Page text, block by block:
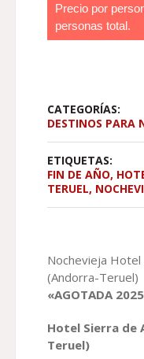
Precio por
personas total.
CATEGORÍAS:
DESTINOS PARA
ETIQUETAS:
FIN DE AÑO,
TERUEL,
Nochevieja
(Andorra-Teruel)
«AGOTADA
Hotel Sierra de
Teruel)